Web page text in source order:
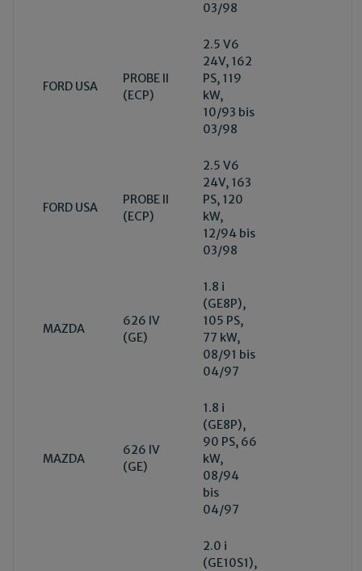
03/98
FORD USA
PROBE II
(ECP)
2.5 V6
24V, 162
PS, 119
kW,
10/93 bis
03/98
FORD USA
PROBE II
(ECP)
2.5 V6
24V, 163
PS, 120
kW,
12/94 bis
03/98
MAZDA
626 IV
(GE)
1.8 i
(GE8P),
105 PS,
77 kW,
08/91 bis
04/97
MAZDA
626 IV
(GE)
1.8 i
(GE8P),
90 PS, 66
kW,
08/94
bis
04/97
2.0 i
(GE10S1),